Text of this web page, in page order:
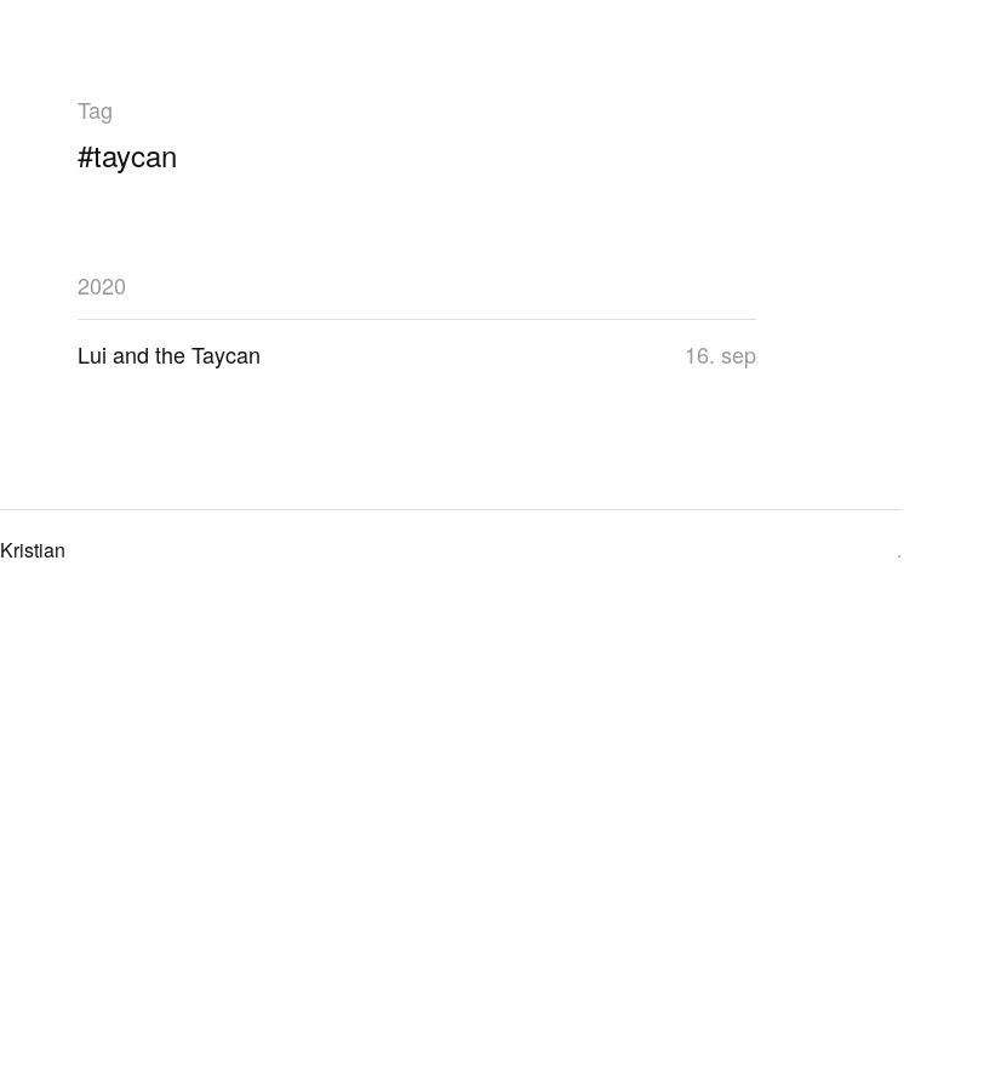
Tag
#taycan
2020
Lui and the Taycan 16. sep
Kristian .